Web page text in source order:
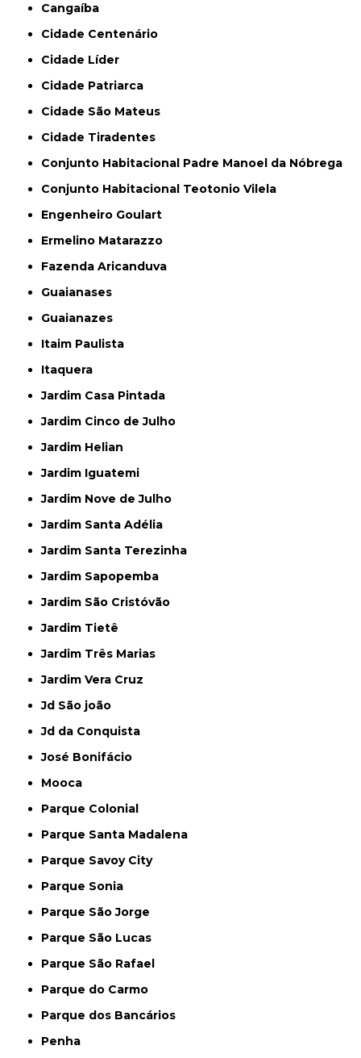
Cangaíba
Cidade Centenário
Cidade Líder
Cidade Patriarca
Cidade São Mateus
Cidade Tiradentes
Conjunto Habitacional Padre Manoel da Nóbrega
Conjunto Habitacional Teotonio Vilela
Engenheiro Goulart
Ermelino Matarazzo
Fazenda Aricanduva
Guaianases
Guaianazes
Itaim Paulista
Itaquera
Jardim Casa Pintada
Jardim Cinco de Julho
Jardim Helian
Jardim Iguatemi
Jardim Nove de Julho
Jardim Santa Adélia
Jardim Santa Terezinha
Jardim Sapopemba
Jardim São Cristóvão
Jardim Tietê
Jardim Três Marias
Jardim Vera Cruz
Jd São joão
Jd da Conquista
José Bonifácio
Mooca
Parque Colonial
Parque Santa Madalena
Parque Savoy City
Parque Sonia
Parque São Jorge
Parque São Lucas
Parque São Rafael
Parque do Carmo
Parque dos Bancários
Penha